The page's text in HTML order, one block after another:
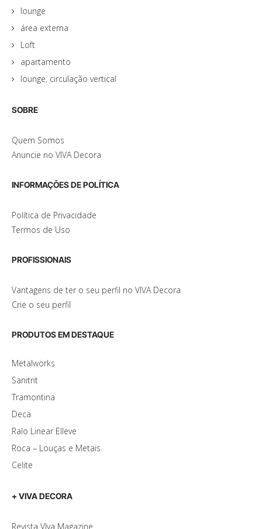
lounge
área externa
Loft
apartamento
lounge, circulação vertical
SOBRE
Quem Somos
Anuncie no VIVA Decora
INFORMAÇÕES DE POLÍTICA
Política de Privacidade
Termos de Uso
PROFISSIONAIS
Vantagens de ter o seu perfil no VIVA Decora
Crie o seu perfil
PRODUTOS EM DESTAQUE
Metalworks
Sanitrit
Tramontina
Deca
Ralo Linear Elleve
Roca – Louças e Metais
Celite
+ VIVA DECORA
Revista VIva Magazine